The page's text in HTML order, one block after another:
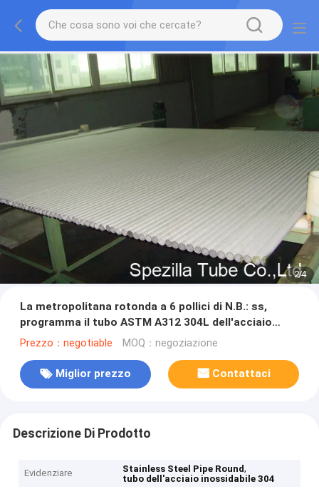
2/4
La metropolitana rotonda a 6 pollici di N.B.: ss,
programma il tubo ASTM A312 304L dell'acciaio
inossidabile 10
Prezzo：negotiable MOQ：negoziazione
Miglior prezzo Contattaci
Descrizione Di Prodotto
Evidenziare Stainless Steel Pipe Round,
tubo dell'acciaio inossidabile 304